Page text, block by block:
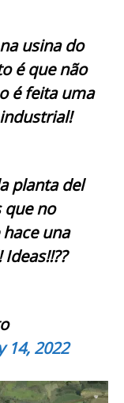
usina do
é que não
é feita uma
planta del
que no
una
14, 2022